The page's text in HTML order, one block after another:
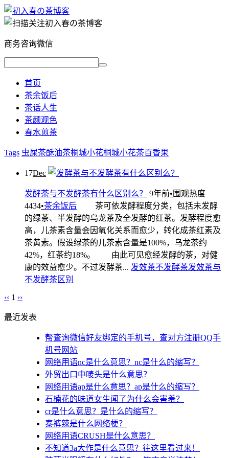
商务咨询微信
首页
茶余饭后
茶话人生
茶颜观色
春水煎茶
Tags 虫屎茶酥油茶桐城小花桐城小花茶百香果
17Dec
发酵茶与不发酵茶有什么区别么？ 9年前• 围观热度
4434•茶余饭后
茶可依发酵程度分类，包括未发酵
的绿茶、半发酵的乌龙茶及全发酵的红茶。发酵程度愈
高，儿茶素含量会因氧化关系而愈少，转化成茶红素及
茶黄素。假设绿茶的儿茶素含量是100%，乌龙茶约
42%，红茶约18%。 由此可见愈经发酵的茶，对健
康的效益愈少。不过发酵茶... 发效茶不发酵茶发效茶与
不发酵茶区别
‹‹ 1 ››
最近发表
帮查询微信好友绑定的手机号，查对方注册QQ手
机号网站
网络用语nc是什么意思？nc是什么的缩写？
外贸出口中唛头是什么意思？
网络用语ap是什么意思？ap是什么的缩写？
石楠花的味道女生闻了为什么会害羞？
cr是什么意思？是什么的缩写？
泰裤辣是什么网络梗？
网络用语CRUSH是什么意思？
不知道3a大作是什么意思？往这里看过来！